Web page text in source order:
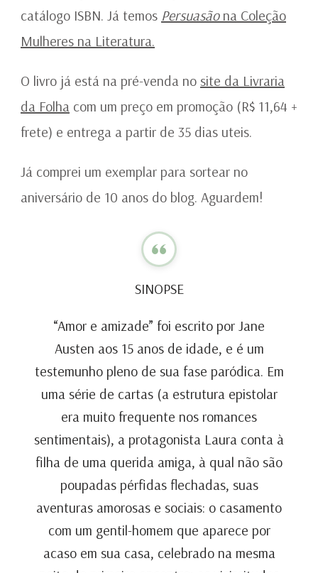
catálogo ISBN. Já temos Persuasãona Coleção
Mulheres na Literatura.
O livro já está na pré-venda no site da Livraria
da Folha com um preço em promoção (R$ 11,64 +
frete) e entrega a partir de 35 dias uteis.
Já comprei um exemplar para sortear no
aniversário de 10 anos do blog. Aguardem!
SINOPSE
“Amor e amizade” foi escrito por Jane
Austen aos 15 anos de idade, e é um
testemunho pleno de sua fase paródica. Em
uma série de cartas (a estrutura epistolar
era muito frequente nos romances
sentimentais), a protagonista Laura conta à
filha de uma querida amiga, à qual não são
poupadas pérfidas flechadas, suas
aventuras amorosas e sociais: o casamento
com um gentil-homem que aparece por
acaso em sua casa, celebrado na mesma